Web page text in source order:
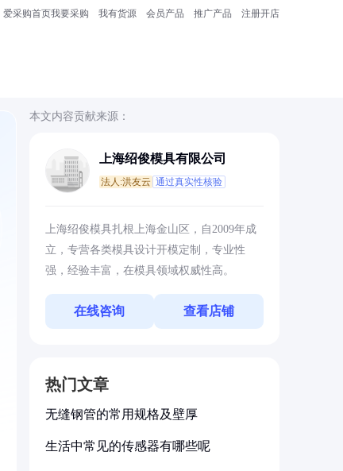
爱采购首页我要采购 我有货源 会员产品 推广产品 注册开店
本文内容贡献来源：
上海绍俊模具有限公司
法人:洪友云 通过真实性核验
上海绍俊模具扎根上海金山区，自2009年成
立，专营各类模具设计开模定制，专业性
强，经验丰富，在模具领域权威性高。
在线咨询 查看店铺
热门文章
无缝钢管的常用规格及壁厚
生活中常见的传感器有哪些呢